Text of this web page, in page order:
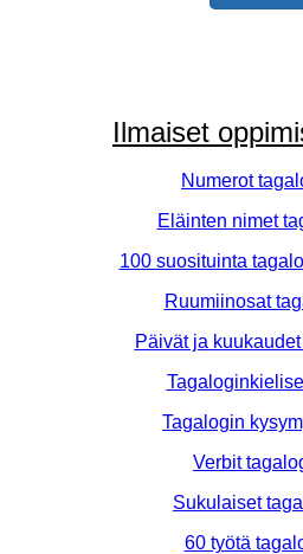
Ilmaiset
Numerot
Eläinten nimet
100 suosituinta
Ruumiinosat
Päivät ja
Tagalogin
Verbit
Sukulaiset
60 työtä